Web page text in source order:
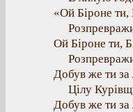
«Ой Біроне ти,
Ой Біроне ти,
Добув же ти
Цілу
Добув же ти